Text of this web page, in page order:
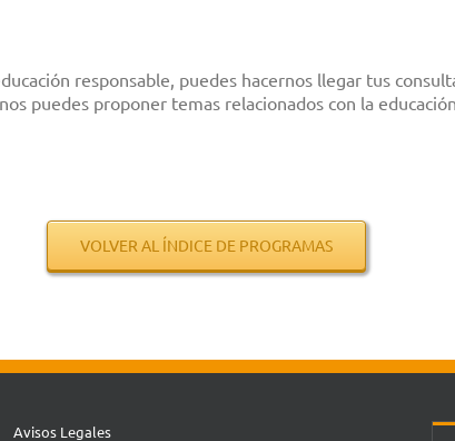
responsable, puedes hacernos llegar tus
puedes proponer temas relacionados con la
VOLVER AL ÍNDICE DE PROGRAMAS
Avisos Legales